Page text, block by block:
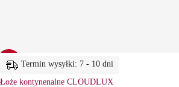
14% Termin wysyłki: 7 - 10 dni
Łoże kontynenalne CLOUDLUX